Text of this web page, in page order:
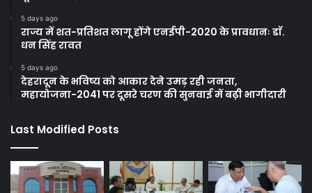
5 days ago
राज्य में शत-प्रतिशत लागू होंगे एनईपी-2020 के प्रावधानः डाॅ.
धन सिंह रावत
5 days ago
देहरादून के भविष्य को आकार देने उमड़ रही जनता,
महायोजना-2041 पर दूसरे चरण की सुनवाई में बढ़ी भागीदारी
Last Modified Posts